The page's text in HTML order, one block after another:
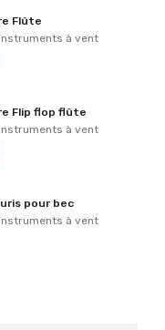
Flûte
à vent
Flip flop flûte
à vent
pour bec
à vent